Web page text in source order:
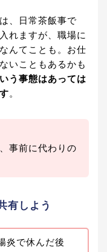
、日常茶飯事で
れますが、職場に
んてことも。お仕
いこともあるかも
う事態はあっては
。
事前に代わりの
有しよう
炎で休んだ後